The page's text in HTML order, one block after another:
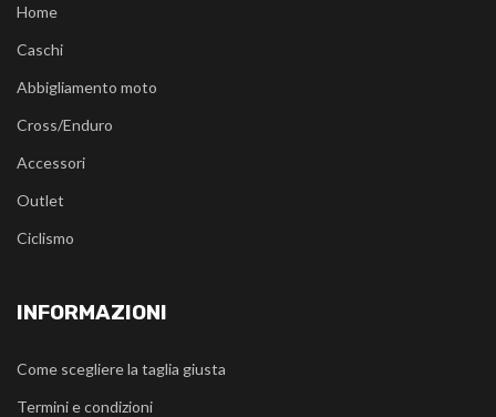
Home
Caschi
Abbigliamento moto
Cross/Enduro
Accessori
Outlet
Ciclismo
INFORMAZIONI
Come scegliere la taglia giusta
Termini e condizioni